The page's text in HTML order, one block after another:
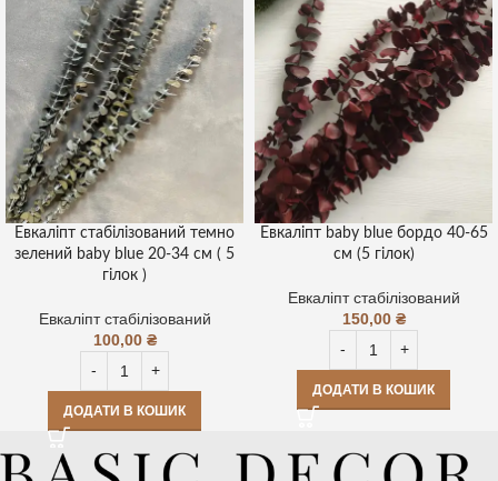
Евкаліпт стабілізований темно
зелений baby blue 20-34 см ( 5
гілок )
Евкаліпт стабілізований
100,00 ₴
ДОДАТИ В КОШИК
Евкаліпт baby blue бордо 40-65
см (5 гілок)
Евкаліпт стабілізований
150,00 ₴
ДОДАТИ В КОШИК